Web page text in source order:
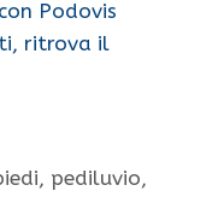
Podovis
ritrova il
, pediluvio,